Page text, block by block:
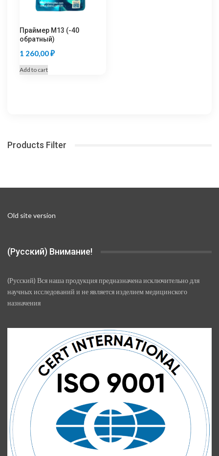
Праймер M13 (-40
обратный)
1 260,00₽
Add to cart
Products Filter
Old site version
(Русский) Внимание!
(Русский) Вся наша продукция предназначена исключительно для
научных исследований и не является изделием медицинского
назначения